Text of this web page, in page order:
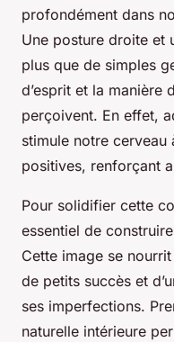
profondément dans
Une posture droite et
plus que de simples
d’esprit et la manière
perçoivent. En effet,
stimule notre
positives, renforçant
Pour solidifier cette
essentiel de
Cette image se
de petits succès et
ses imperfections.
naturelle intérieure